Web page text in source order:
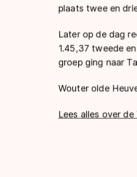
plaats twee en
Later op de dag
1.45,37 tweede
groep ging naar
Wouter olde
Lees alles over